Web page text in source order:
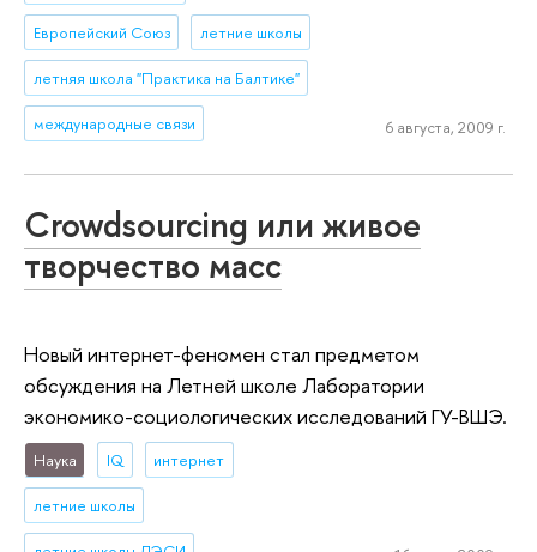
Европейский Союз летние школы
летняя школа "Практика на Балтике"
международные связи 6 августа, 2009 г.
Сrowdsourcing или живое
творчество масс
Новый интернет-феномен стал предметом
обсуждения на Летней школе Лаборатории
экономико-социологических исследований ГУ-ВШЭ.
Наука IQ интернет
летние школы